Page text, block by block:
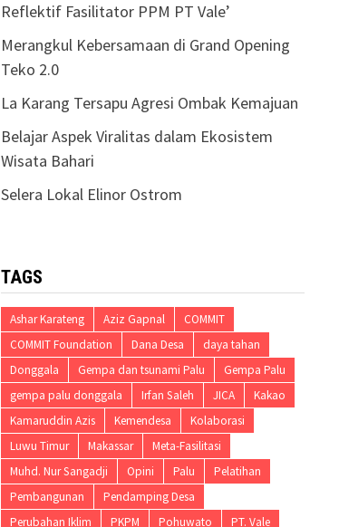
Reflektif Fasilitator PPM PT Vale’
Merangkul Kebersamaan di Grand Opening
Teko 2.0
La Karang Tersapu Agresi Ombak Kemajuan
Belajar Aspek Viralitas dalam Ekosistem
Wisata Bahari
Selera Lokal Elinor Ostrom
TAGS
Ashar Karateng Aziz Gapnal
COMMIT
COMMIT Foundation
Dana Desa
daya tahan
Donggala
Gempa dan tsunami Palu
Gempa Palu
gempa palu donggala
Irfan Saleh JICA
Kakao
Kamaruddin Azis
Kemendesa
Kolaborasi
Luwu Timur
Makassar
Meta-Fasilitasi
Muhd. Nur Sangadji
Opini Palu
Pelatihan
Pembangunan
Pendamping Desa
Perubahan Iklim
PKPM Pohuwato PT. Vale